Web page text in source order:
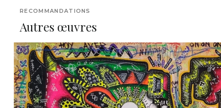
RECOMMANDATIONS
Autres œuvres